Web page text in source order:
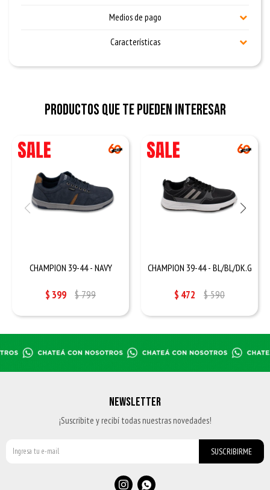
Medios de pago
Características
Productos que te pueden interesar
CHAMPION 39-44 - NAVY
$ 399 $799
CHAMPION 39-44 - BL/BL/DK.G
$ 472 $590
NEWSLETTER
¡Suscribite y recibí todas nuestras novedades!
SUSCRIBIRME
 